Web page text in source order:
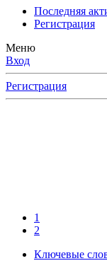
Последняя
Регистрация
Меню
Вход
Регистрация
1
2
Ключевые